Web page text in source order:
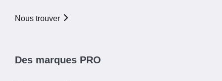
Nous trouver
Des marques PRO